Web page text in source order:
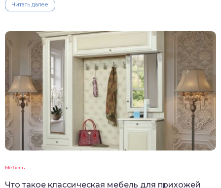
Читать далее
Мебель
Что такое классическая мебель для прихожей